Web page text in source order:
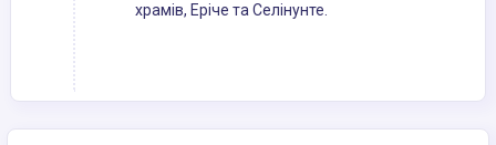
храмів, Еріче та Селінунте.